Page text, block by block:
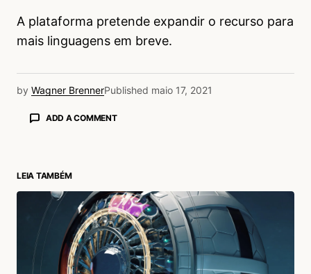
A plataforma pretende expandir o recurso para
mais linguagens em breve.
by Wagner BrennerPublished maio 17, 2021
ADD A COMMENT
LEIA TAMBÉM